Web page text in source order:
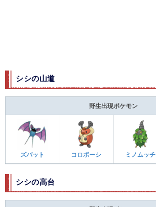
シシの山道​
野生出現ポケモン
ズバット コロボーシ ミノムッチ
シシの高台​